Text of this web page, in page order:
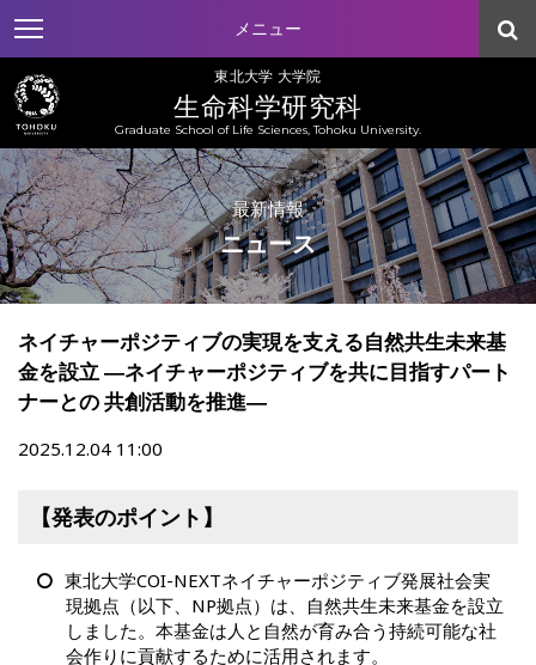
メニュー
東北大学 大学院
生命科学研究科
Graduate School of Life Sciences, Tohoku University.
最新情報
ニュース
ネイチャーポジティブの実現を支える自然共生未来基
金を設立 ―ネイチャーポジティブを共に目指すパート
ナーとの 共創活動を推進―
2025.12.04 11:00
【発表のポイント】
東北大学COI-NEXTネイチャーポジティブ発展社会実
現拠点（以下、NP拠点）は、自然共生未来基金を設立
しました。本基金は人と自然が育み合う持続可能な社
会作りに貢献するために活用されます。